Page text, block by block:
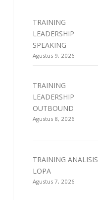
TRAINING
LEADERSHIP
SPEAKING
Agustus 9, 2026
TRAINING
LEADERSHIP
OUTBOUND
Agustus 8, 2026
TRAINING ANALISIS
LOPA
Agustus 7, 2026